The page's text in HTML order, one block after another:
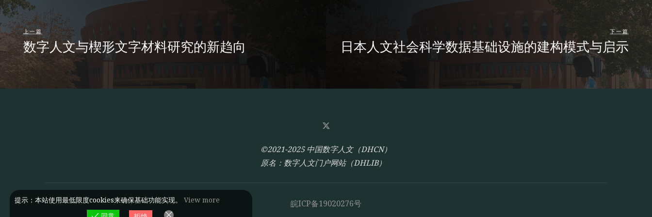
上一篇
数字人文与楔形文字材料研究的新趋向
下一篇
日本人文社会科学数据基础设施的建构模式与启示
©2021-2025 中国数字人文（DHCN）
原名：数字人文门户网站（DHLIB）
皖ICP备19020276号
提示：本站使用最低限度cookies来确保基础功能实现。 View more